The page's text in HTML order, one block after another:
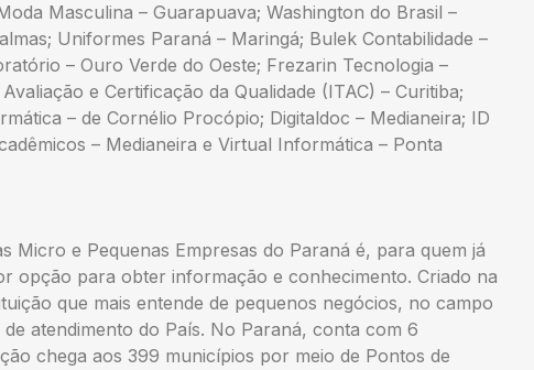
Masculina – Guarapuava; Washington do Brasil –
Uniformes Paraná – Maringá; Bulek Contabilidade –
– Ouro Verde do Oeste; Frezarin Tecnologia –
e Certificação da Qualidade (ITAC) – Curitiba;
– de Cornélio Procópio; Digitaldoc – Medianeira; ID
– Medianeira e Virtual Informática – Ponta
Micro e Pequenas Empresas do Paraná é, para quem já
opção para obter informação e conhecimento. Criado na
que mais entende de pequenos negócios, no campo
atendimento do País. No Paraná, conta com 6
chega aos 399 municípios por meio de Pontos de